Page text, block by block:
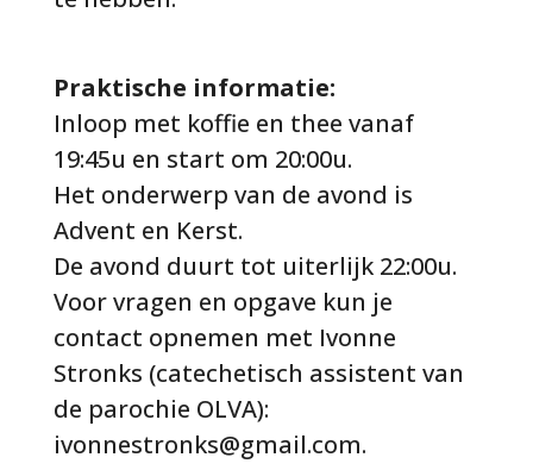
Praktische informatie:
Inloop met koffie en thee vanaf
19:45u en start om 20:00u.
Het onderwerp van de avond is
Advent en Kerst.
De avond duurt tot uiterlijk 22:00u.
Voor vragen en opgave kun je
contact opnemen met Ivonne
Stronks (catechetisch assistent van
de parochie OLVA):
ivonnestronks@gmail.com.